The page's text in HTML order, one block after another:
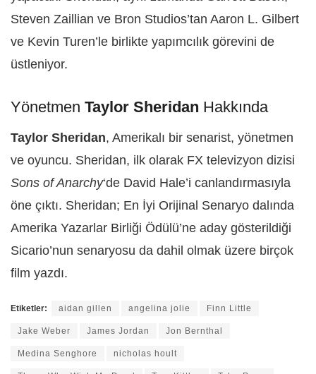
Steven Zaillian ve Bron Studios’tan Aaron L. Gilbert
ve Kevin Turen’le birlikte yapımcılık görevini de
üstleniyor.
Yönetmen Taylor Sheridan Hakkında
Taylor Sheridan, Amerikalı bir senarist, yönetmen
ve oyuncu. Sheridan, ilk olarak FX televizyon dizisi
Sons of Anarchy‘de David Hale’i canlandırmasıyla
öne çıktı. Sheridan; En İyi Orijinal Senaryo dalında
Amerika Yazarlar Birliği Ödülü’ne aday gösterildiği
Sicario’nun senaryosu da dahil olmak üzere birçok
film yazdı.
Etiketler: aidan gillen angelina jolie Finn Little
Jake Weber James Jordan Jon Bernthal
Medina Senghore nicholas hoult